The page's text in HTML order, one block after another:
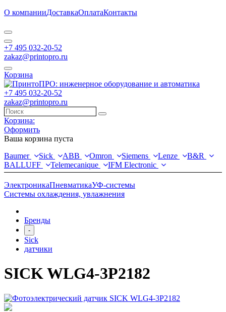
О компанииДоставкаОплатаКонтакты
+7 495 032-20-52
zakaz@printopro.ru
Корзина
+7 495 032-20-52
zakaz@printopro.ru
Корзина:
Оформить
Ваша корзина пуста
Baumer
Sick ABB Omron Siemens Lenze
B&R
BALLUFF
Telemecanique IFM Electronic
ЭлектроникаПневматикаУФ-системы
Системы охлаждения, увлажнения
Бренды
-
Sick
датчики
SICK WLG4-3P2182